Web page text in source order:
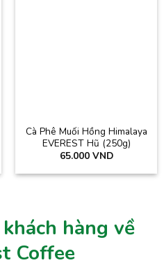
Cà Phê Muối Hồng Himalaya
EVEREST Hũ (250g)
65.000 VND
hàng về
Coffee